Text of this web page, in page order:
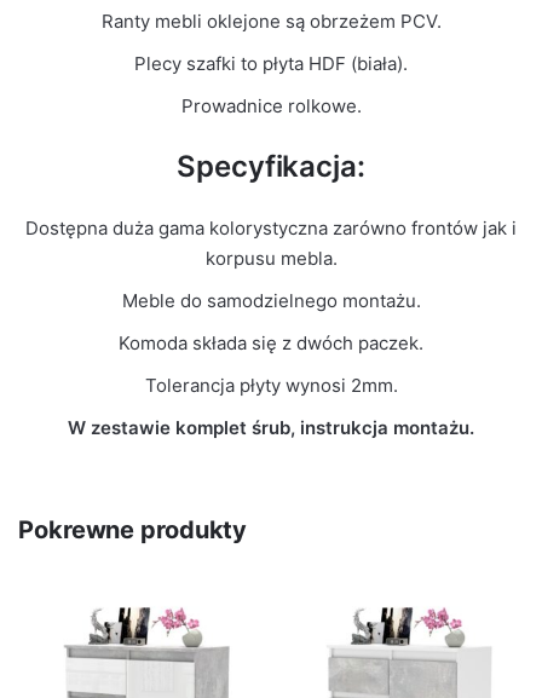
Ranty mebli oklejone są obrzeżem PCV.
Plecy szafki to płyta HDF (biała).
Prowadnice rolkowe.
Specyfikacja:
Dostępna duża gama kolorystyczna zarówno frontów jak i
korpusu mebla.
Meble do samodzielnego montażu.
Komoda składa się z dwóch paczek.
Tolerancja płyty wynosi 2mm.
W zestawie komplet śrub, instrukcja montażu.
Pokrewne produkty